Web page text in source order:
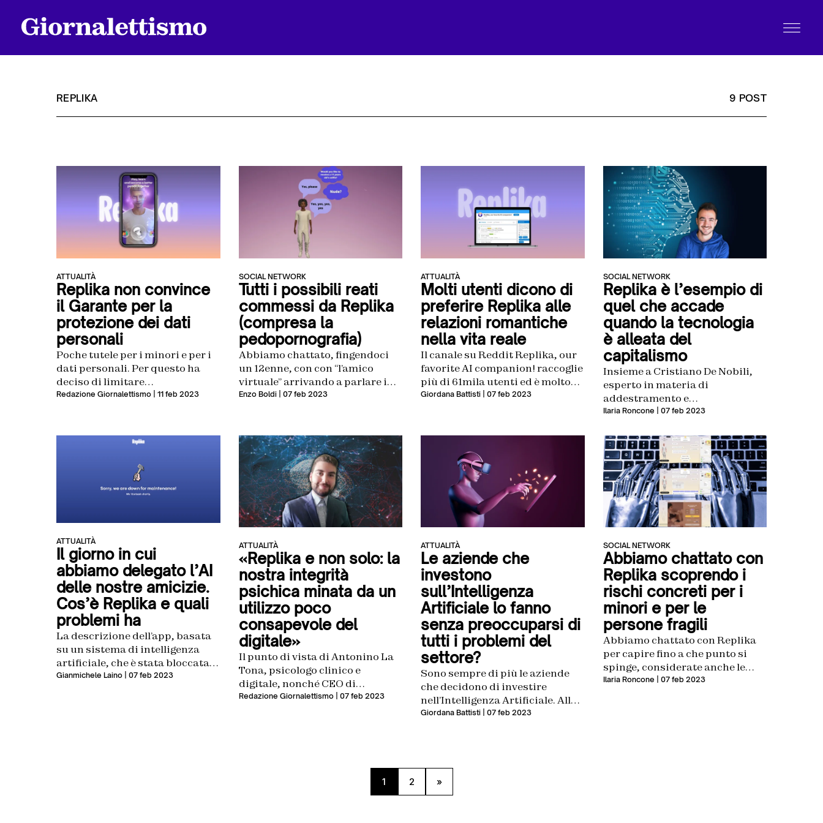
Chi siamo
REPLIKA 9 POST
ATTUALITÀ
Replika non convince
il Garante per la
protezione dei dati
personali
Poche tutele per i minori e per i
dati personali. Per questo ha
deciso di limitare
momentaneamente il
l’azienda statunitense che
sviluppa e gestisce
Redazione Giornalettismo | 11 feb 2023
SOCIAL NETWORK
Tutti i possibili reati
commessi da Replika
(compresa la
pedopornografia)
Abbiamo chattato, fingendoci
un 12enne, con con “l’amico
virtuale” arrivando a parlare in
modo “sessualmente espliciti”. E
Enzo Boldi| 07 feb 2023
ATTUALITÀ
Molti utenti dicono di
preferire Replika alle
relazioni romantiche
nella vita reale
Il canale su Reddit Replika, our
favorite AI companion! raccoglie
più di 61mila utenti ed è molto
attivo: viene utilizzato dagli
esperienze, alcune davvero
Giordana Battisti | 07 feb 2023
SOCIAL NETWORK
Replika è l’esempio di
quel che accade
quando la tecnologia
è alleata del
capitalismo
Insieme a Cristiano De Nobili,
esperto in materia di
addestramento e
funzionamento dell’AI, abbiamo
funzionamento del chatbot
Replika
Ilaria Roncone | 07 feb 2023
ATTUALITÀ
Il giorno in cui
abbiamo delegato l’AI
delle nostre amicizie.
Cos’è Replika e quali
problemi ha
La descrizione dell’app, basata
su un sistema di intelligenza
artificiale, che è stata bloccata
in Italia e che presenta seri
Gianmichele Laino | 07 feb 2023
ATTUALITÀ
«Replika e non solo: la
nostra integrità
psichica minata da un
utilizzo poco
consapevole del
digitale»
Il punto di vista di Antonino La
Tona, psicologo clinico e
digitale, nonché CEO di
Psiche.org e docente del Master
Redazione Giornalettismo| 07 feb 2023
ATTUALITÀ
Le aziende che
investono
sull’Intelligenza
Artificiale lo fanno
senza preoccuparsi di
tutti i problemi del
settore?
Sono sempre di più le aziende
che decidono di investire
nell’Intelligenza Artificiale. Allo
stesso tempo, però, questo
preoccupare gli investitori
Giordana Battisti | 07 feb 2023
SOCIAL NETWORK
Abbiamo chattato con
Replika scoprendo i
rischi concreti per i
minori e per le
persone fragili
Abbiamo chattato con Replika
per capire fino a che punto si
spinge, considerate anche le
ragioni fornite dal Garante per
Ilaria Roncone | 07 feb 2023
1 2 »